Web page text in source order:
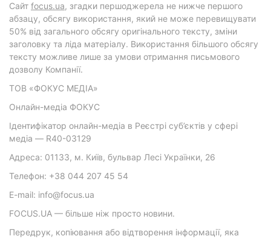
Cайт focus.ua, згадки першоджерела не нижче першого
абзацу, обсягу використання, який не може перевищувати
50% від загального обсягу оригінального тексту, зміни
заголовку та ліда матеріалу. Використання більшого обсягу
тексту можливе лише за умови отримання письмового
дозволу Компанії.
ТОВ «ФОКУС МЕДІА»
Онлайн-медіа ФОКУС
Ідентифікатор онлайн-медіа в Реєстрі суб’єктів у сфері
медіа — R40-03129
Адреса: 01133, м. Київ, бульвар Лесі Українки, 26
Телефон: +38 044 207 45 54
E-mail: info@focus.ua
FOCUS.UA — більше ніж просто новини.
Передрук, копіювання або відтворення інформації, яка